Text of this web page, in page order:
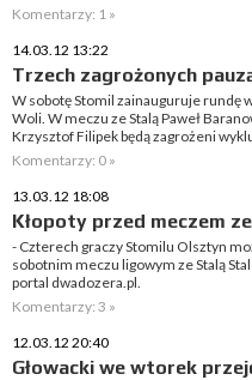
Komentarzy: 1 »
14.03.12 13:22
Trzech zagrożonych
W sobotę Stomil zainauguruje rundę
Woli. W meczu ze Stalą Paweł
Krzysztof Filipek będą zagrożeni
Komentarzy: 0 »
13.03.12 18:08
Kłopoty przed meczem
- Czterech graczy Stomilu Olsztyn
sobotnim meczu ligowym ze Stalą
portal dwadozera.pl.
Komentarzy: 3 »
12.03.12 20:40
Głowacki we wtorek